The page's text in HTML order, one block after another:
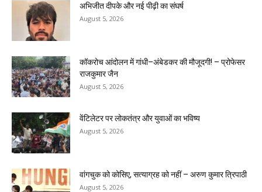
अभिजीत दीपके और नई पीढ़ी का संघर्ष
August 5, 2026
कॉकरोच आंदोलन में गांधी–अंबेडकर की मौजूदगी! – प्रोफेसर
राजकुमार जैन
August 5, 2026
वेंटिलेटर पर लोकतंत्र और युवाओं का भविष्य
August 5, 2026
वांगचुक को कोसिए, सत्याग्रह को नहीं – अरुण कुमार त्रिपाठी
August 5, 2026